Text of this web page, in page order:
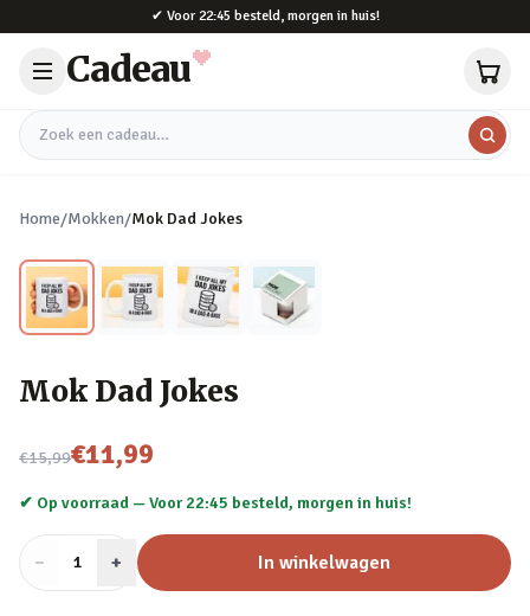
✔ Voor 22:45 besteld, morgen in huis!
Cadeau
Zoek een cadeau
Home/Mokken/Mok Dad Jokes
Mok Dad Jokes
€15,99
Nu voor€11,99
✔ Op voorraad —Voor 22:45 besteld, morgen in huis!
− Aantal
1 + In winkelwagen